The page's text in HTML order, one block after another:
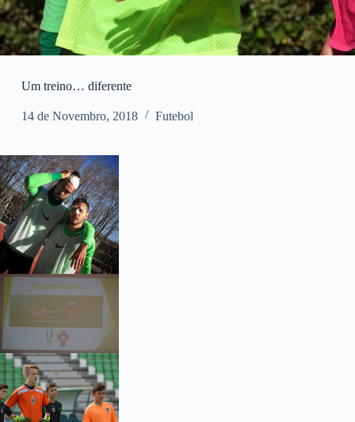
Um treino… diferente
14 de Novembro, 2018 Futebol